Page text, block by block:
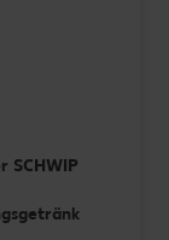
SCHWIP